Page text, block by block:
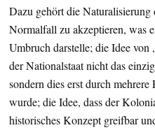
Dazu gehört die
Normalfall zu akzeptieren, was
Umbruch darstelle; die Idee von
der Nationalstaat nicht das
sondern dies erst durch
wurde; die Idee, dass der
historisches Konzept greifbar